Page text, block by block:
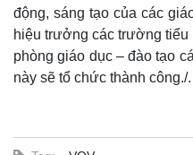
Bất động sản
Khởi nghiệp
động, sáng tạo của các
hiệu trưởng các trường
phòng giáo dục – đào tạo
này sẽ tổ chức thành công./.